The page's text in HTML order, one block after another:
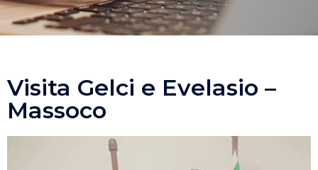
Visita Gelci e Evelasio –
Massoco